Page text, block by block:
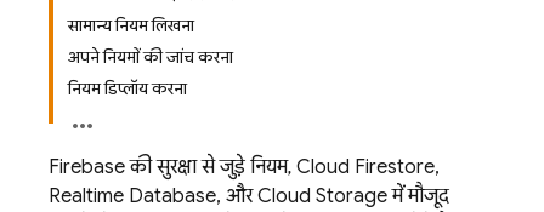
सामान्य नियम लिखना
अपने नियमों की जांच करना
नियम डिप्लॉय करना
Firebase की सुरक्षा से जुड़े नियम, Cloud Firestore,
Realtime Database, औरCloud Storageमें मौजूद